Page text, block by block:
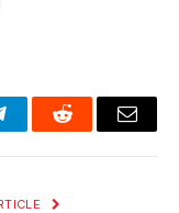
Reddit Email